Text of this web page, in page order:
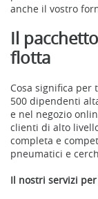
anche il vostro
Il
flotta
Cosa significa per
500 dipendenti
e nel negozio
clienti di alto
completa e
pneumatici e
Il nostri servizi